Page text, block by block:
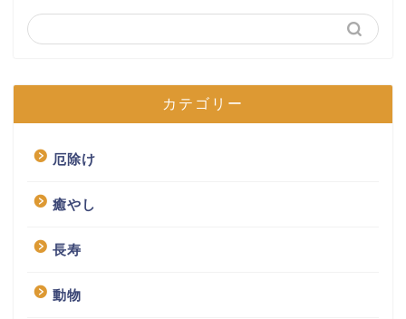
カテゴリー
厄除け
癒やし
長寿
動物